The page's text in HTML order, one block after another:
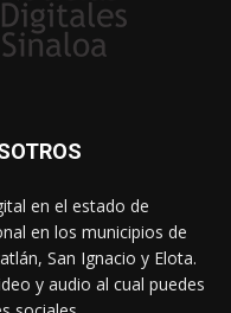
en el estado de
en los municipios de
San Ignacio y Elota.
y audio al cual puedes